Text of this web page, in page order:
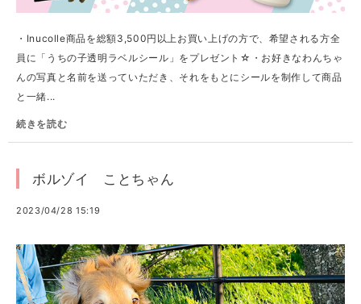
・Inucolle商品を総額3,500円以上お買い上げの方で、希望される方全
員に「うちの子透明ラベルシール」をプレゼント☆・お好きなわんちゃ
んの写真と名前を送っていただき、それをもとにシールを制作して商品
と一緒...
続きを読む
ボルゾイ ことちゃん
2023/04/28 15:19